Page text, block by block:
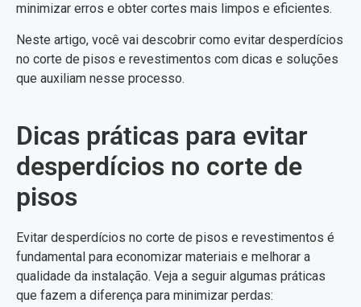
minimizar erros e obter cortes mais limpos e eficientes.
Neste artigo, você vai descobrir como evitar desperdícios
no corte de pisos e revestimentos com dicas e soluções
que auxiliam nesse processo.
Dicas práticas para evitar
desperdícios no corte de
pisos
Evitar desperdícios no corte de pisos e revestimentos é
fundamental para economizar materiais e melhorar a
qualidade da instalação. Veja a seguir algumas práticas
que fazem a diferença para minimizar perdas: